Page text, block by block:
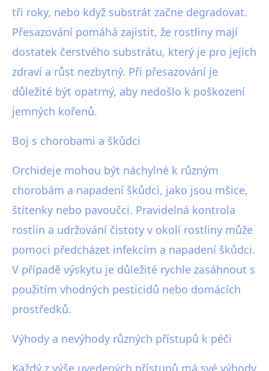
tři roky, nebo když substrát začne degradovat.
Přesazování pomáhá zajistit, že rostliny mají
dostatek čerstvého substrátu, který je pro jejich
zdraví a růst nezbytný. Při přesazování je
důležité být opatrný, aby nedošlo k poškození
jemných kořenů.
Boj s chorobami a škůdci
Orchideje mohou být náchylné k různým
chorobám a napadení škůdci, jako jsou mšice,
štítenky nebo pavoučci. Pravidelná kontrola
rostlin a udržování čistoty v okolí rostliny může
pomoci předcházet infekcím a napadení škůdci.
V případě výskytu je důležité rychle zasáhnout s
použitím vhodných pesticidů nebo domácích
prostředků.
Výhody a nevýhody různých přístupů k péči
Každý z výše uvedených přístupů má své výhody